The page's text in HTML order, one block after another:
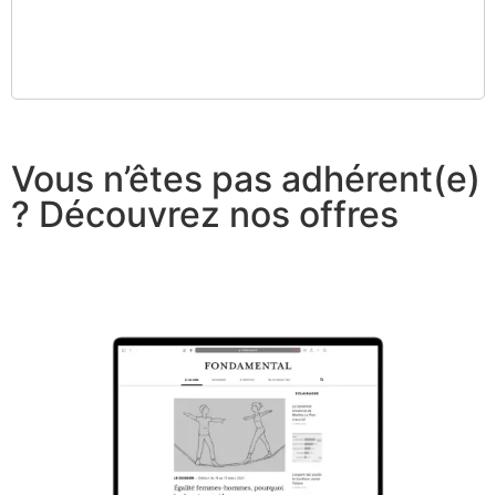
Vous n’êtes pas adhérent(e)
? Découvrez nos offres